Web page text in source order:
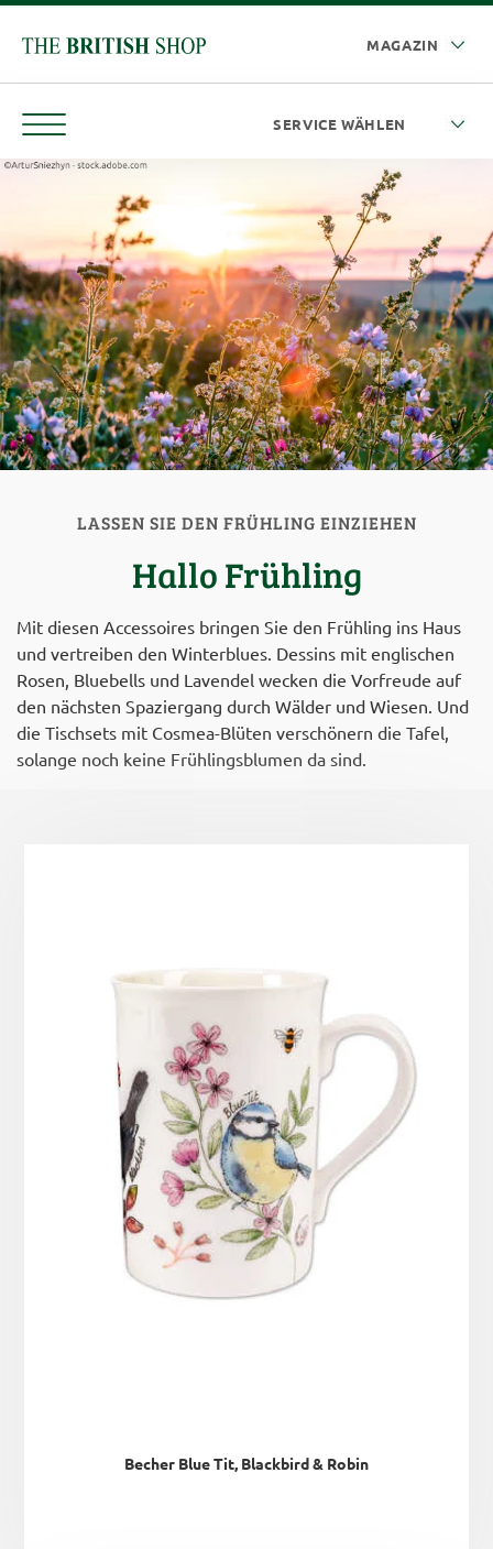
LASSEN SIE DEN FRÜHLING EINZIEHEN
Hallo Frühling
Mit diesen Accessoires bringen Sie den Frühling ins Haus
und vertreiben den Winterblues. Dessins mit englischen
Rosen, Bluebells und Lavendel wecken die Vorfreude auf
den nächsten Spaziergang durch Wälder und Wiesen. Und
die Tischsets mit Cosmea-Blüten verschönern die Tafel,
solange noch keine Frühlingsblumen da sind.
Becher Blue Tit, Blackbird & Robin